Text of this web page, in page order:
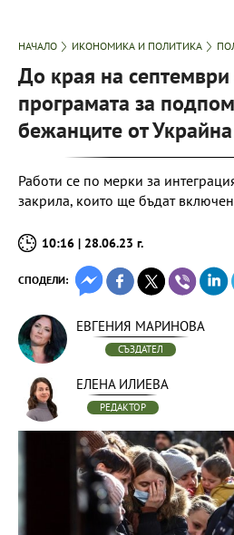
НАЧАЛО ИКОНОМИКА И ПОЛИТИКА
До края на
програмата за
бежанците от Украйна
Работи се по мерки за
закрила, които ще бъдат
10:16 | 28.06.23 г.
СПОДЕЛИ:
ЕВГЕНИЯ МАРИНОВА
СЪЗДАТЕЛ
ЕЛЕНА ИЛИЕВА
РЕДАКТОР